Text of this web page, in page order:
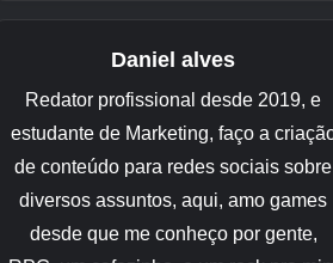
1 de novembro de 1986